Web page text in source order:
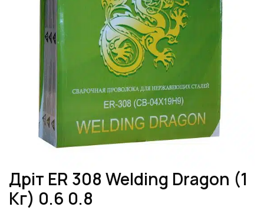
Дріт ER 308 Welding Dragon (1
Кг) 0.6 0.8
Відгуки
Про нас
Доставка та оплата
Повернення та обмін
Блог
Контакти